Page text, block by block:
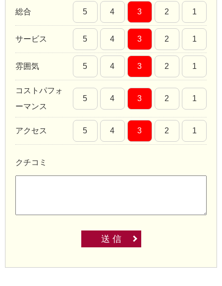
総合 5 4 3 2 1
サービス 5 4 3 2 1
雰囲気 5 4 3 2 1
コストパフォ
ーマンス
5 4 3 2 1
アクセス 5 4 3 2 1
クチコミ
送 信